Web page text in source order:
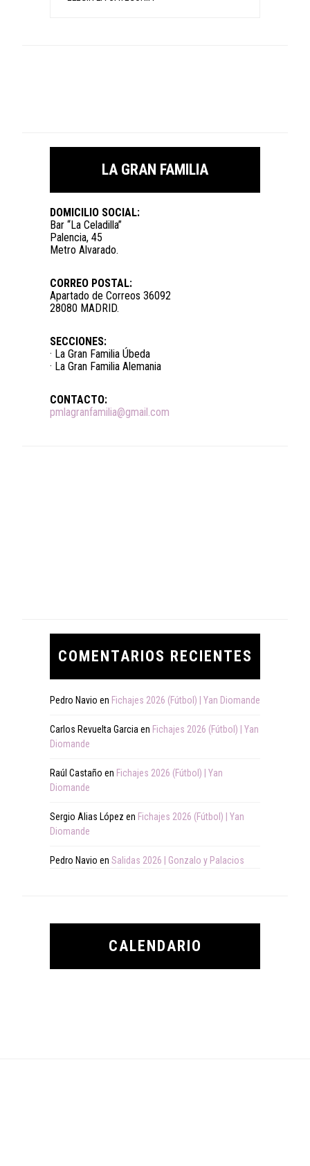
LA GRAN FAMILIA
DOMICILIO SOCIAL:
Bar “La Celadilla”
Palencia, 45
Metro Alvarado.
CORREO POSTAL:
Apartado de Correos 36092
28080 MADRID.
SECCIONES:
· La Gran Familia Úbeda
· La Gran Familia Alemania
CONTACTO:
pmlagranfamilia@gmail.com
COMENTARIOS RECIENTES
Pedro Navio en Fichajes 2026 (Fútbol) | Yan Diomande
Carlos Revuelta Garcia en Fichajes 2026 (Fútbol) | Yan
Diomande
Raúl Castaño en Fichajes 2026 (Fútbol) | Yan
Diomande
Sergio Alias López en Fichajes 2026 (Fútbol) | Yan
Diomande
Pedro Navio en Salidas 2026 | Gonzalo y Palacios
CALENDARIO